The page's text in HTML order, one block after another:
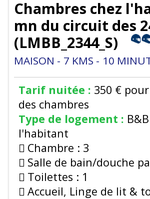
Chambres chez
mn du circuit des
(LMBB_2344_S)
MAISON 7 KMS 10
Tarif nuitée : 350 €
des chambres
Type de logement :
l'habitant
Chambre : 3
Salle de bain/douche
Toilettes : 1
Accueil, Linge de lit &